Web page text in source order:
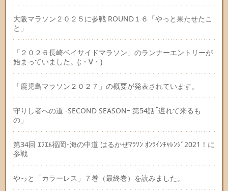
大阪マラソン２０２５に参戦 ROUND１６「やっと果たせたこ
と」
「２０２６長崎ベイサイドマラソン」のランナーエントリーが
始まっていました。(;・∀・)
「鹿児島マラソン２０２７」の概要が発表されています。
守りし者への道 -SECOND SEASONｰ 第54話｢遅れて来るも
の」
第34回 ｴﾌｴﾑ福岡･海の中道 はるかぜﾏﾗｿﾝ ｵﾝﾗｲﾝﾁｬﾚﾝｼﾞ2021！に
参戦
やっと「カラーレス」７巻（最終巻）を読みました。